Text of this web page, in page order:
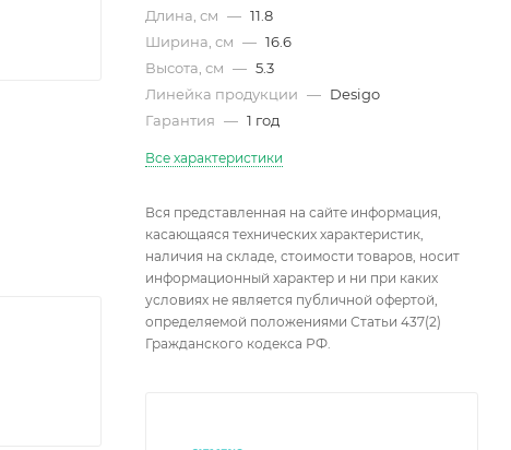
Длина, см — 11.8
Ширина, см — 16.6
Высота, см — 5.3
Линейка продукции — Desigo
Гарантия — 1 год
Все характеристики
Вся представленная на сайте информация,
касающаяся технических характеристик,
наличия на складе, стоимости товаров, носит
информационный характер и ни при каких
условиях не является публичной офертой,
определяемой положениями Статьи 437(2)
Гражданского кодекса РФ.